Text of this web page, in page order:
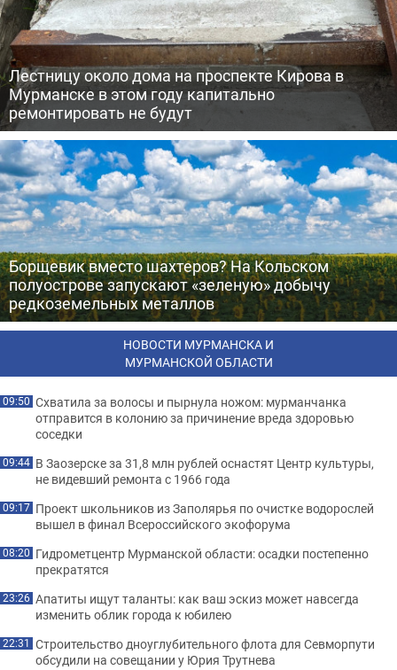
Лестницу около дома на проспекте Кирова в
Мурманске в этом году капитально
ремонтировать не будут
Борщевик вместо шахтеров? На Кольском
полуострове запускают «зеленую» добычу
редкоземельных металлов
НОВОСТИ МУРМАНСКА И
МУРМАНСКОЙ ОБЛАСТИ
09:50 Схватила за волосы и пырнула ножом: мурманчанка
отправится в колонию за причинение вреда здоровью
соседки
09:44 В Заозерске за 31,8 млн рублей оснастят Центр культуры,
не видевший ремонта с 1966 года
09:17 Проект школьников из Заполярья по очистке водорослей
вышел в финал Всероссийского экофорума
08:20 Гидрометцентр Мурманской области: осадки постепенно
прекратятся
23:26 Апатиты ищут таланты: как ваш эскиз может навсегда
изменить облик города к юбилею
22:31 Строительство дноуглубительного флота для Севморпути
обсудили на совещании у Юрия Трутнева